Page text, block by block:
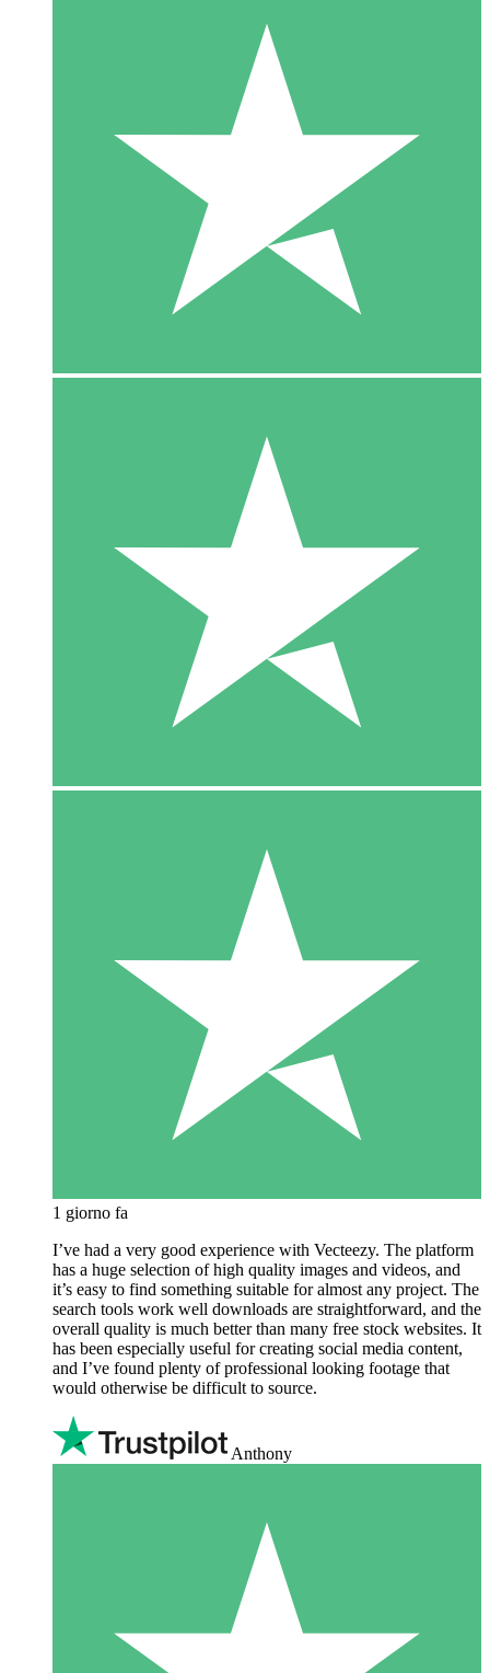
1 giorno fa
I’ve had a very good experience with Vecteezy. The platform
has a huge selection of high quality images and videos, and
it’s easy to find something suitable for almost any project. The
search tools work well downloads are straightforward, and the
overall quality is much better than many free stock websites. It
has been especially useful for creating social media content,
and I’ve found plenty of professional looking footage that
would otherwise be difficult to source.
Anthony